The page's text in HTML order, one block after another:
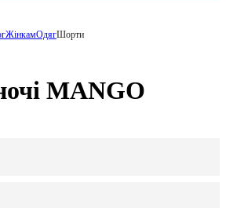
ЖінкамОдягШорти
MANGO